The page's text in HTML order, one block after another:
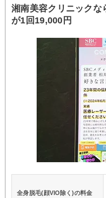
湘南美容クリニックな
が1回19,000円
全身脱毛(顔VIO除く)の料金